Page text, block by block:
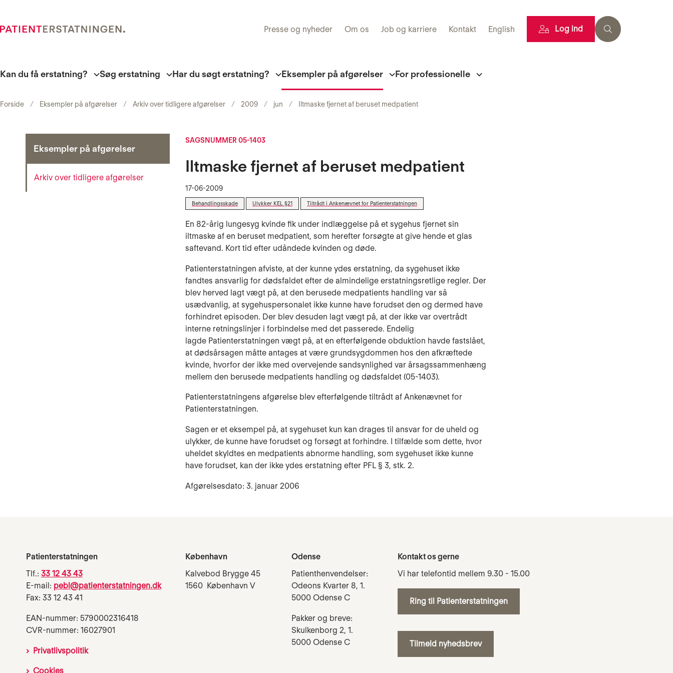
Presse og nyheder Om os Job og karriere Kontakt English Log ind
Kan du få erstatning? Søg erstatning Har du søgt erstatning? Eksempler på afgørelser For professionelle
Forside Eksempler på afgørelser Arkiv over tidligere afgørelser 2009 jun Iltmaske fjernet af beruset medpatient
Eksempler på afgørelser
Arkiv over tidligere afgørelser
SAGSNUMMER 05-1403
Iltmaske fjernet af beruset medpatient
17-06-2009
Behandlingsskade Ulykker KEL §21 Tiltrådt i Ankenævnet for Patienterstatningen
En 82-årig lungesyg kvinde fik under indlæggelse på et sygehus fjernet sin
iltmaske af en beruset medpatient, som herefter forsøgte at give hende et glas
saftevand. Kort tid efter udåndede kvinden og døde.
Patienterstatningen afviste, at der kunne ydes erstatning, da sygehuset ikke
fandtes ansvarlig for dødsfaldet efter de almindelige erstatningsretlige regler. Der
blev herved lagt vægt på, at den berusede medpatients handling var så
usædvanlig, at sygehuspersonalet ikke kunne have forudset den og dermed have
forhindret episoden. Der blev desuden lagt vægt på, at der ikke var overtrådt
interne retningslinjer i forbindelse med det passerede. Endelig
lagde Patienterstatningen vægt på, at en efterfølgende obduktion havde fastslået,
at dødsårsagen måtte antages at være grundsygdommen hos den afkræftede
kvinde, hvorfor der ikke med overvejende sandsynlighed var årsagssammenhæng
mellem den berusede medpatients handling og dødsfaldet (05-1403).
Patienterstatningens afgørelse blev efterfølgende tiltrådt af Ankenævnet for
Patienterstatningen.
Sagen er et eksempel på, at sygehuset kun kan drages til ansvar for de uheld og
ulykker, de kunne have forudset og forsøgt at forhindre. I tilfælde som dette, hvor
uheldet skyldtes en medpatients abnorme handling, som sygehuset ikke kunne
have forudset, kan der ikke ydes erstatning efter PFL § 3, stk. 2.
Afgørelsesdato: 3. januar 2006
Patienterstatningen
Tlf.: 33 12 43 43
E-mail: pebl@patienterstatningen.dk
Fax: 33 12 43 41
EAN-nummer: 5790002316418
CVR-nummer: 16027901
Privatlivspolitik
Cookies
København
Kalvebod Brygge 45
1560 København V
Odense
Patienthenvendelser:
Odeons Kvarter 8, 1.
5000 Odense C
Pakker og breve:
Skulkenborg 2, 1.
5000 Odense C
Kontakt os gerne
Vi har telefontid mellem 9.30 - 15.00
Ring til Patienterstatningen
Tilmeld nyhedsbrev